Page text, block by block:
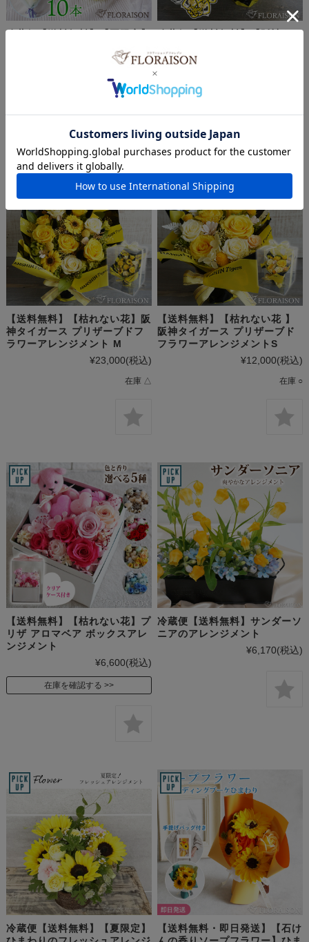
冷蔵便【送料無料】【夏限定】
¥5,500(税込)
冷蔵便【送料無料】【阪神タイ
ト
【送料無料】【枯れない花】阪
神タイガース プリザーブドフ
ラワーアレンジメント M
¥23,000(税込)
在庫 △
【送料無料】【枯れない花 】
阪神タイガース プリザーブド
フラワーアレンジメントS
¥12,000(税込)
在庫 ○
【送料無料】【枯れない花】プ
リザ アロマベア ボックスアレ
ンジメント
¥6,600(税込)
在庫を確認する
冷蔵便【送料無料】サンダーソ
ニアのアレンジメント
¥6,170(税込)
冷蔵便【送料無料】【夏限定】
【送料無料・即日発送】【石け